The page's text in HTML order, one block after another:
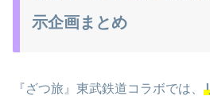
示企画まとめ
『ざつ旅』東武鉄道コラボでは、